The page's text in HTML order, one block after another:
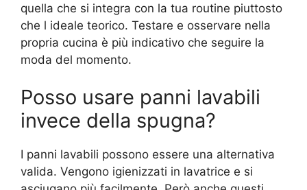
quella che si integra con la tua routine piuttosto
che l ideale teorico. Testare e osservare nella
propria cucina è più indicativo che seguire la
moda del momento.
Posso usare panni lavabili
invece della spugna?
I panni lavabili possono essere una alternativa
valida. Vengono igienizzati in lavatrice e si